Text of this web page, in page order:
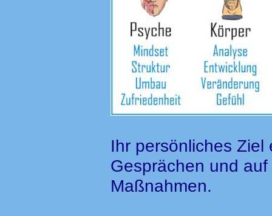
Ihr persönliches
Gesprächen und
Maßnahmen.